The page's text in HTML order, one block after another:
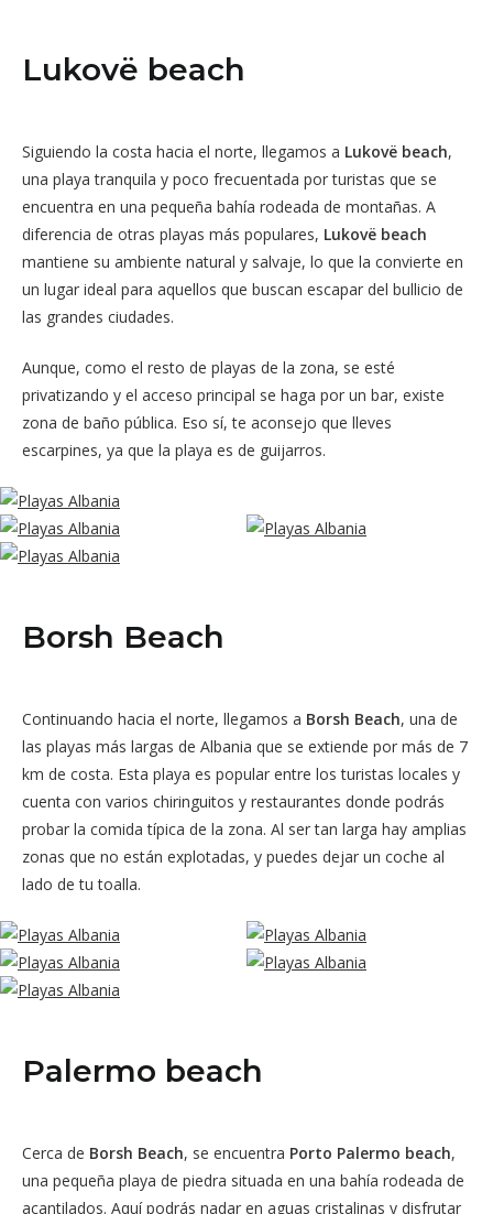
Lukovë beach
Siguiendo la costa hacia el norte, llegamos a Lukovë beach,
una playa tranquila y poco frecuentada por turistas que se
encuentra en una pequeña bahía rodeada de montañas. A
diferencia de otras playas más populares, Lukovë beach
mantiene su ambiente natural y salvaje, lo que la convierte en
un lugar ideal para aquellos que buscan escapar del bullicio de
las grandes ciudades.
Aunque, como el resto de playas de la zona, se esté
privatizando y el acceso principal se haga por un bar, existe
zona de baño pública. Eso sí, te aconsejo que lleves
escarpines, ya que la playa es de guijarros.
Borsh Beach
Continuando hacia el norte, llegamos a Borsh Beach, una de
las playas más largas de Albania que se extiende por más de 7
km de costa. Esta playa es popular entre los turistas locales y
cuenta con varios chiringuitos y restaurantes donde podrás
probar la comida típica de la zona. Al ser tan larga hay amplias
zonas que no están explotadas, y puedes dejar un coche al
lado de tu toalla.
Palermo beach
Cerca de Borsh Beach, se encuentra Porto Palermo beach,
una pequeña playa de piedra situada en una bahía rodeada de
acantilados. Aquí podrás nadar en aguas cristalinas y disfrutar